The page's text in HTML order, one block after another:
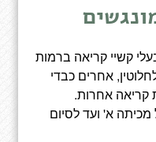
קשיי קריאה ברמות
אחרים כבדי
קריאה אחרות.
א' ועד לסיום